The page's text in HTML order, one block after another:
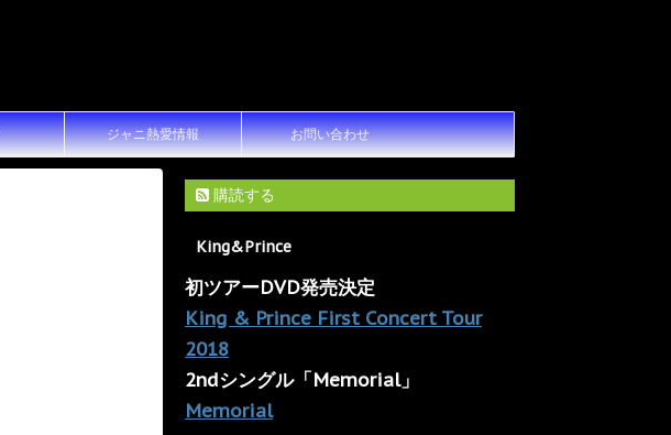
ジャニ熱愛情報 お問い合わせ
購読する
King&Prince
初ツアーDVD発売決定
King & Prince First Concert Tour
2018
2ndシングル「Memorial」
Memorial